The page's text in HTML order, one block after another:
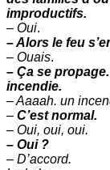
improductifs.
– Oui.
– Alors le feu
– Ouais.
– Ça se
incendie.
– Aaaah. un
– C’est normal.
– Oui, oui, oui.
– Oui ?
– D’accord.